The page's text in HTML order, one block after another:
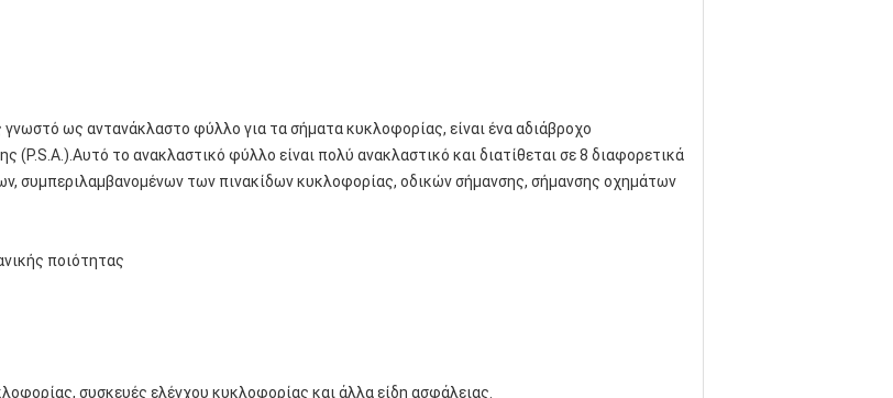
ως αντανάκλαστο φύλλο για τα σήματα κυκλοφορίας, είναι ένα αδιάβροχο
το ανακλαστικό φύλλο είναι πολύ ανακλαστικό και διατίθεται σε 8 διαφορετικά
συμπεριλαμβανομένων των πινακίδων κυκλοφορίας, οδικών σήμανσης, σήμανσης οχημάτων
ποιότητας
συσκευές ελέγχου κυκλοφορίας και άλλα είδη ασφάλειας.